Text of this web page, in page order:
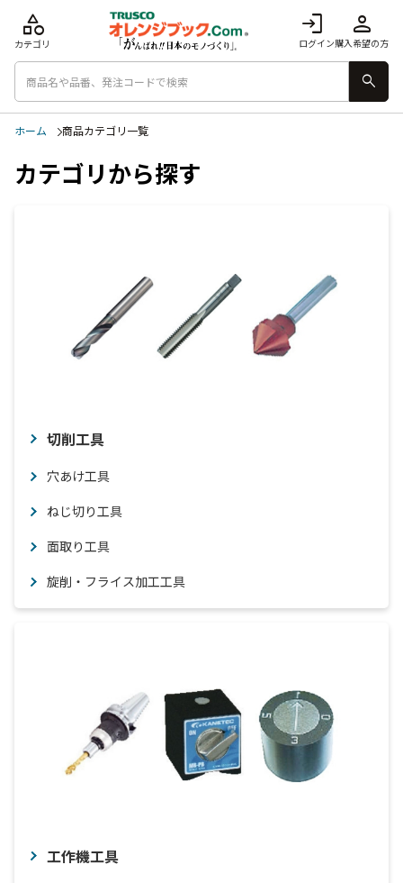
login
ログイン
person
購入希望の方
category
カテゴリ
search
ホーム 商品カテゴリ一覧
カテゴリから探す
切削工具
穴あけ工具
ねじ切り工具
面取り工具
旋削・フライス加工工具
工作機工具